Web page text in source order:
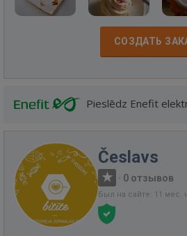
СОЗДАТЬ
Pieslēdz Enefit
Česlavs
· 0 отзывов
Был на сайте: 11 мес.